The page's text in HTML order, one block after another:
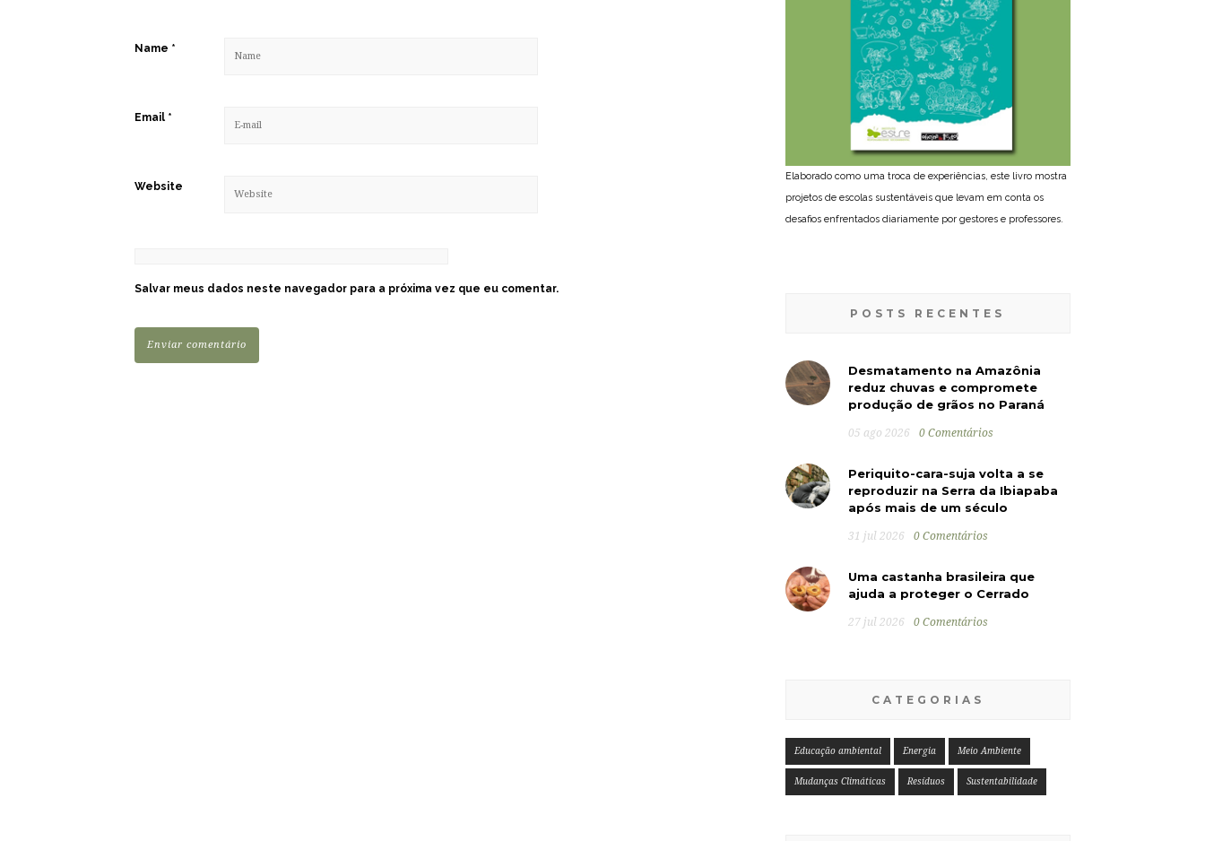
Name *
Email *
Website
Salvar meus dados neste navegador para a próxima vez que eu comentar.
Elaborado como uma troca de experiências, este livro mostra
projetos de escolas sustentáveis que levam em conta os
desafios enfrentados diariamente por gestores e professores.
POSTS RECENTES
Desmatamento na Amazônia
reduz chuvas e compromete
produção de grãos no Paraná
05 ago 2026 0 Comentários
Periquito-cara-suja volta a se
reproduzir na Serra da Ibiapaba
após mais de um século
31 jul 2026 0 Comentários
Uma castanha brasileira que
ajuda a proteger o Cerrado
27 jul 2026 0 Comentários
CATEGORIAS
Educação ambiental Energia Meio Ambiente
Mudanças Climáticas Resíduos Sustentabilidade